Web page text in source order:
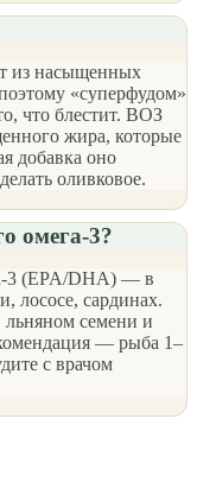
из насыщенных
«суперфудом»
что блестит. ВОЗ
жира, которые
добавка оно
оливковое.
омега-3?
3 (EPA/DHA) — в
лососе, сардинах.
семени и
— рыба 1–
с врачом